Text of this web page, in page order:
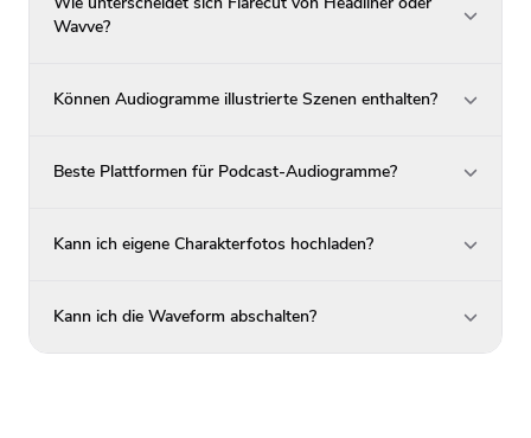
Wavve?
Können Audiogramme illustrierte Szenen enthalten?
Beste Plattformen für Podcast-Audiogramme?
Kann ich eigene Charakterfotos hochladen?
Kann ich die Waveform abschalten?